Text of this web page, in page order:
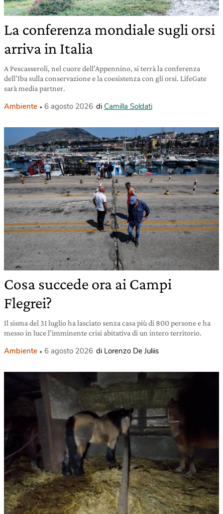
La conferenza mondiale sugli orsi
arriva in Italia
A Pescasseroli, nel cuore dell’Appennino, si terrà la conferenza
dell’Iba sulla conservazione e la coesistenza con gli orsi. LifeGate
sarà media partner.
Ambiente 6 agosto 2026 di Camilla Soldati
Cosa succede ora ai Campi
Flegrei?
Il sisma del 31 luglio ha lasciato senza casa più di 800 persone e ha
messo in luce l’imminente crisi abitativa di un intero territorio.
Ambiente 6 agosto 2026 di Lorenzo De Juliis